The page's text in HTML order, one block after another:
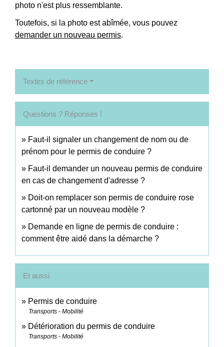
photo n'est plus ressemblante.
Toutefois, si la photo est abîmée, vous pouvez
demander un nouveau permis.
Textes de référence
Questions ? Réponses !
Faut-il signaler un changement de nom ou de
prénom pour le permis de conduire ?
Faut-il demander un nouveau permis de conduire
en cas de changement d'adresse ?
Doit-on remplacer son permis de conduire rose
cartonné par un nouveau modèle ?
Demande en ligne de permis de conduire :
comment être aidé dans la démarche ?
Et aussi
Permis de conduire
Transports - Mobilité
Détérioration du permis de conduire
Transports - Mobilité